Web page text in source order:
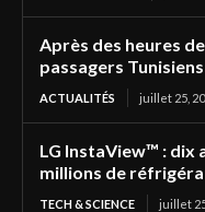
Après des heures
passagers
ACTUALITÉS juillet 25,
LG InstaView™ : dix
millions de
TECH & SCIENCE juillet